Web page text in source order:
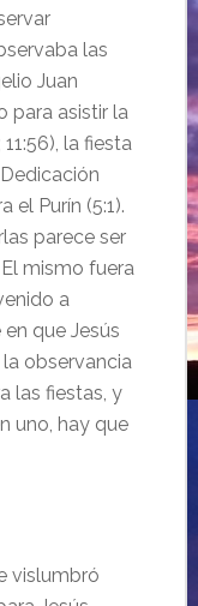
las
Juan
para asistir la
11:56), la fiesta
el Purín (5:1).
parece ser
mismo fuera
a
que Jesús
observancia
las fiestas, y
uno, hay que
vislumbró